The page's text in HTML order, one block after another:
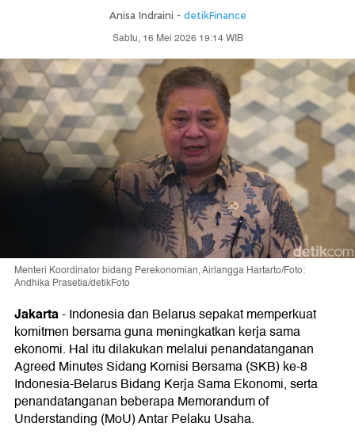
Anisa Indraini - detikFinance
Sabtu, 16 Mei 2026 19:14 WIB
Menteri Koordinator bidang Perekonomian, Airlangga Hartarto/Foto:
Andhika Prasetia/detikFoto
Jakarta-Indonesia dan Belarus sepakat memperkuat
komitmen bersama guna meningkatkan kerja sama
ekonomi. Hal itu dilakukan melalui penandatanganan
Agreed Minutes Sidang Komisi Bersama (SKB) ke-8
Indonesia-Belarus Bidang Kerja Sama Ekonomi, serta
penandatanganan beberapa Memorandum of
Understanding (MoU) Antar Pelaku Usaha.